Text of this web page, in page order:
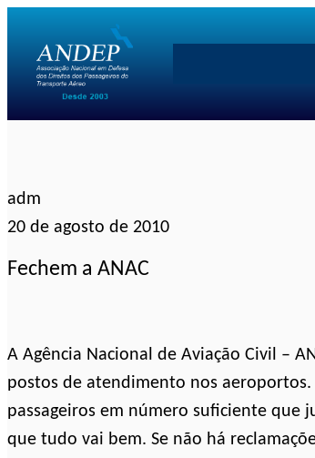
conteúdo
adm
20 de agosto de 2010
Fechem a ANAC
A Agência Nacional de Aviação Civil –
postos de atendimento nos
passageiros em número suficiente que
que tudo vai bem. Se não há